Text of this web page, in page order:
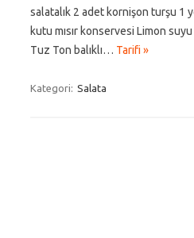
salatalık 2 adet kornişon turşu 1
kutu mısır konservesi Limon
Tuz Ton balıklı… Tarifi »
Kategori: Salata